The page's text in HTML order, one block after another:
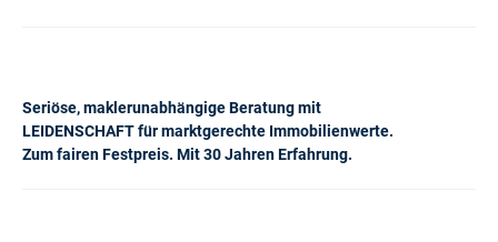
Seriöse, maklerunabhängige Beratung mit
LEIDENSCHAFT für marktgerechte Immobilienwerte.
Zum fairen Festpreis. Mit 30 Jahren Erfahrung.